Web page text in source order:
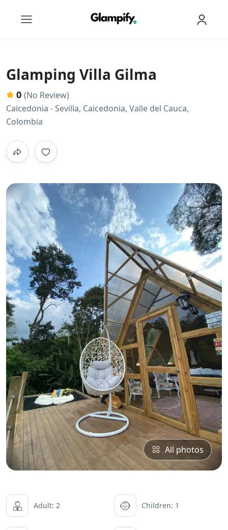
Glamping Villa Gilma
0 (No Review)
Caicedonia - Sevilla, Caicedonia, Valle del Cauca,
Colombia
All photos
Adult: 2 Children: 1